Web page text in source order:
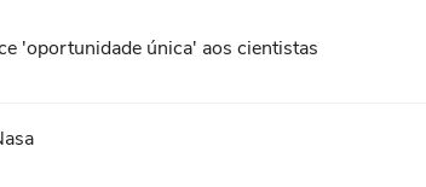
'oportunidade única' aos cientistas